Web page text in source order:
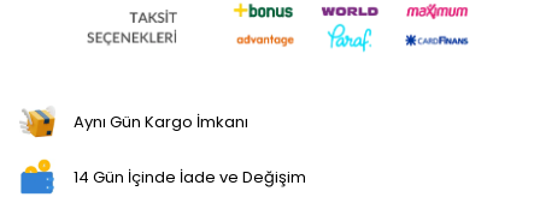
Aynı Gün Kargo İmkanı
14 Gün İçinde İade ve Değişim